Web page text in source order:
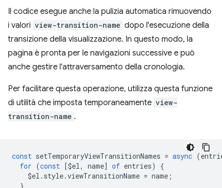
Il codice esegue anche la pulizia automatica rimuovendo
i valori view-transition-name dopo l'esecuzione della
transizione della visualizzazione. In questo modo, la
pagina è pronta per le navigazioni successive e può
anche gestire l'attraversamento della cronologia.
Per facilitare questa operazione, utilizza questa funzione
di utilità che imposta temporaneamente view-
transition-name .
const setTemporaryViewTransitionNames = async (
for (const [$el , name] of entries)
{
$el . style.viewTransitionName = name ;
}